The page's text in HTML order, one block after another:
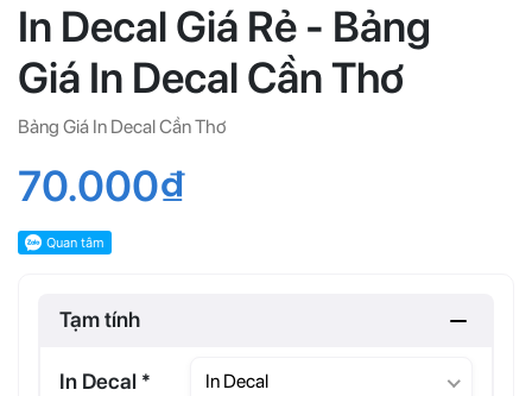
In Decal Giá Rẻ - Bảng
Giá In Decal Cần Thơ
Bảng Giá In Decal Cần Thơ
70.000₫
Tạm tính
In Decal * In Decal